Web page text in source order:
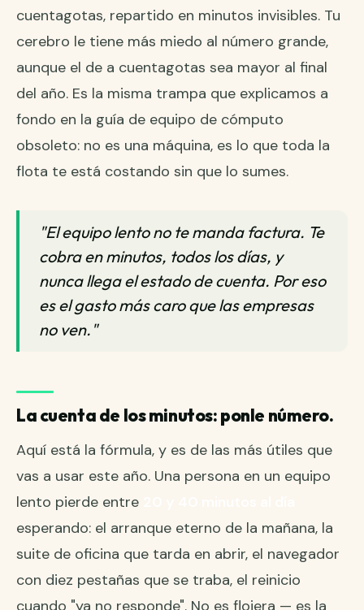
cuentagotas, repartido en minutos invisibles. Tu
cerebro le tiene más miedo al número grande,
aunque el de a cuentagotas sea mayor al final
del año. Es la misma trampa que explicamos a
fondo en la guía de equipo de cómputo
obsoleto: no es una máquina, es lo que toda la
flota te está costando sin que lo sumes.
"El equipo lento no te manda factura. Te
cobra en minutos, todos los días, y
nunca llega el estado de cuenta. Por eso
es el gasto más caro que las empresas
no ven."
La cuenta de los minutos: ponle número.
Aquí está la fórmula, y es de las más útiles que
vas a usar este año. Una persona en un equipo
lento pierde entre
esperando: el arranque eterno de la mañana, la
suite de oficina que tarda en abrir, el navegador
con diez pestañas que se traba, el reinicio
cuando "ya no responde". No es flojera — es la